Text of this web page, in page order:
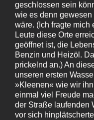
geschlossen sein
wie es denn
wäre. (Ich fragte
Leute diese Orte
geöffnet ist, die
Benzin und Heizöl.
prickelnd an.) An
unseren ersten
»Kleenen« wie wir
einmal viel Freude
der Straße laufenden
vor sich